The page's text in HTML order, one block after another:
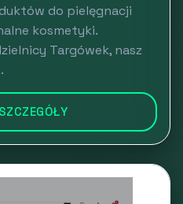
do pielęgnacji
kosmetyki.
Targówek, nasz